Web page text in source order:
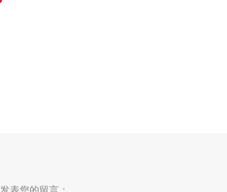
发表您的留言：